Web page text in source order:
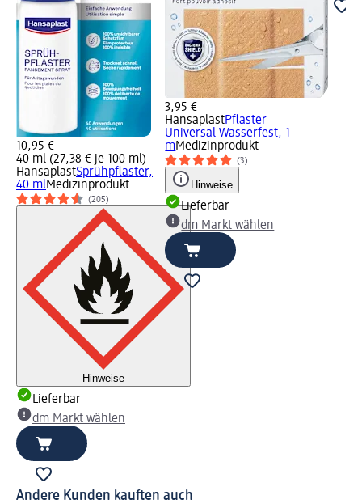
10,95 €
40 ml (27,38 € je 100 ml)
HansaplastSprühpflaster,
40 mlMedizinprodukt
(205)
Hinweise
Lieferbar
dm Markt wählen
3,95 €
HansaplastPflaster
Universal Wasserfest, 1
mMedizinprodukt
(3)
Hinweise
Lieferbar
dm Markt wählen
Andere Kunden kauften auch